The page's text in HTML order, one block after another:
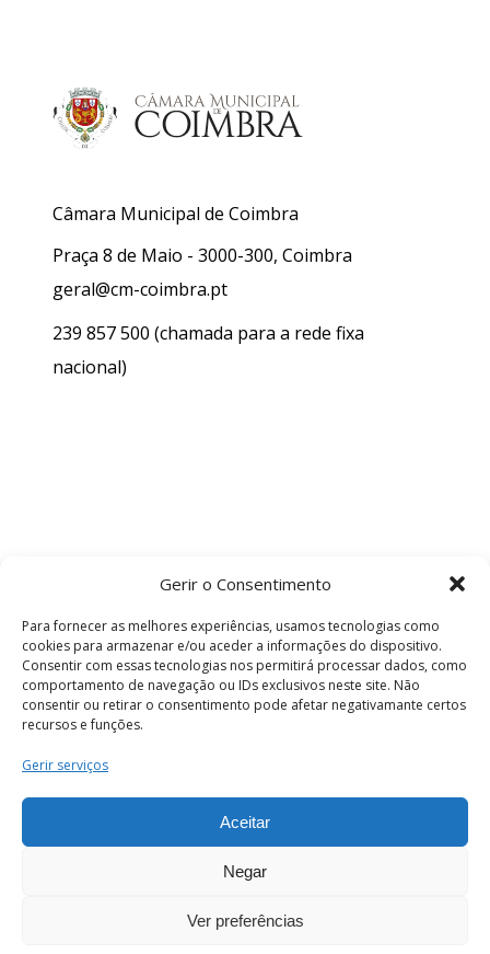
Gerir o Consentimento
Para fornecer as melhores experiências, usamos tecnologias como
cookies para armazenar e/ou aceder a informações do dispositivo.
Consentir com essas tecnologias nos permitirá processar dados, como
comportamento de navegação ou IDs exclusivos neste site. Não
consentir ou retirar o consentimento pode afetar negativamante certos
recursos e funções.
Gerir serviços
Aceitar
Negar
Ver preferências
Câmara Municipal de Coimbra
Praça 8 de Maio - 3000-300, Coimbra
geral@cm-coimbra.pt
239 857 500 (chamada para a rede fixa
nacional)
Termos e Condições
os direitos reservados.